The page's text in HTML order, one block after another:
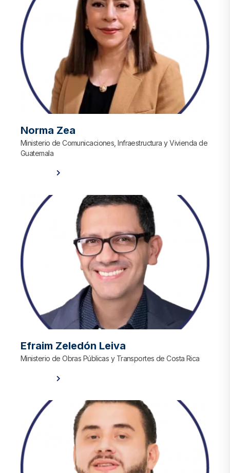
Norma Zea
Ministerio de Comunicaciones, Infraestructura y Vivienda de
Guatemala
Efraim Zeledón Leiva
Ministerio de Obras Públicas y Transportes de Costa Rica